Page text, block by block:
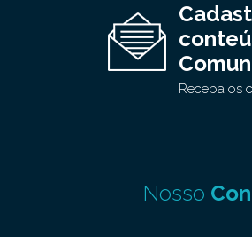
Receba os
Nosso